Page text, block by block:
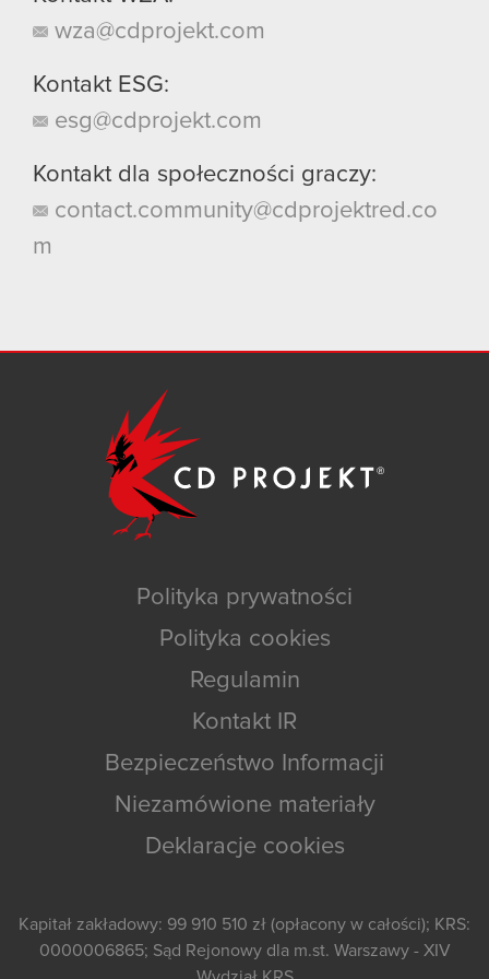
wza@cdprojekt.com
Kontakt ESG:
esg@cdprojekt.com
Kontakt dla społeczności graczy:
contact.community@cdprojektred.co
m
Polityka prywatności
Polityka cookies
Regulamin
Kontakt IR
Bezpieczeństwo Informacji
Niezamówione materiały
Deklaracje cookies
Kapitał zakładowy: 99 910 510 zł (opłacony w całości); KRS:
0000006865; Sąd Rejonowy dla m.st. Warszawy - XIV